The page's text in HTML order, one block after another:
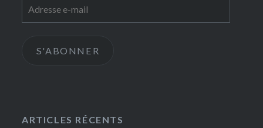
e-
S'ABONNER
ARTICLES RÉCENTS